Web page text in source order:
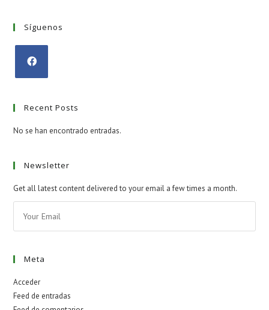
Síguenos
Recent Posts
No se han encontrado entradas.
Newsletter
Get all latest content delivered to your email a few times a month.
Meta
Acceder
Feed de entradas